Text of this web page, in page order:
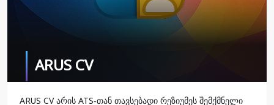
ARUS CV
ARUS CV არის ATS-თან თავსებადი რეზიუმეს შემქმნელი